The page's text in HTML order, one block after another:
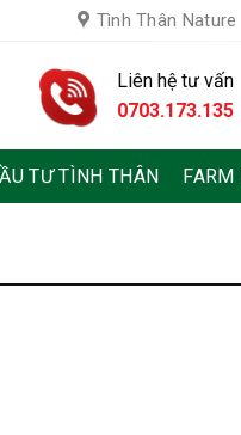
Tình Thân Nature
Liên hệ tư vấn
0703.173.135
TƯ TÌNH THÂN FARM